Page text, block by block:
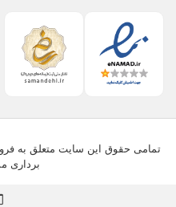
تمامی حقوق این سایت متعلق به
برداری